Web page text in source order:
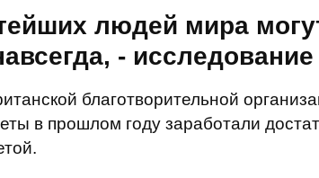
людей мира
- исследование
благотворительной
в прошлом году заработали